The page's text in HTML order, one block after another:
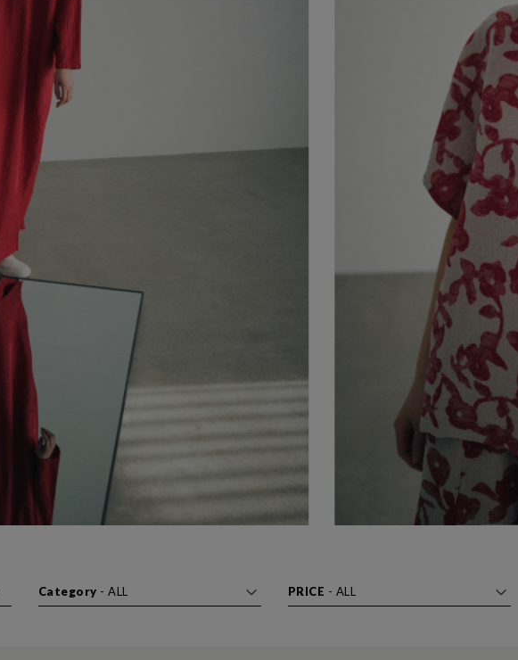
Category -ALL PRICE - ALL